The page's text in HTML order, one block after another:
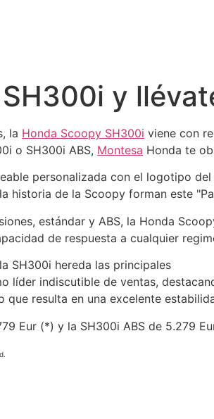
y
la Honda Scoopy SH300i viene con
o SH300i ABS, Montesa Honda te
personalizada con el logotipo
historia de la Scoopy forman este
estándar y ABS, la Honda
de respuesta a cualquier
SH300i hereda las principales
líder indiscutible de ventas,
resulta en una excelente
Eur (*) y la SH300i ABS de 5.279